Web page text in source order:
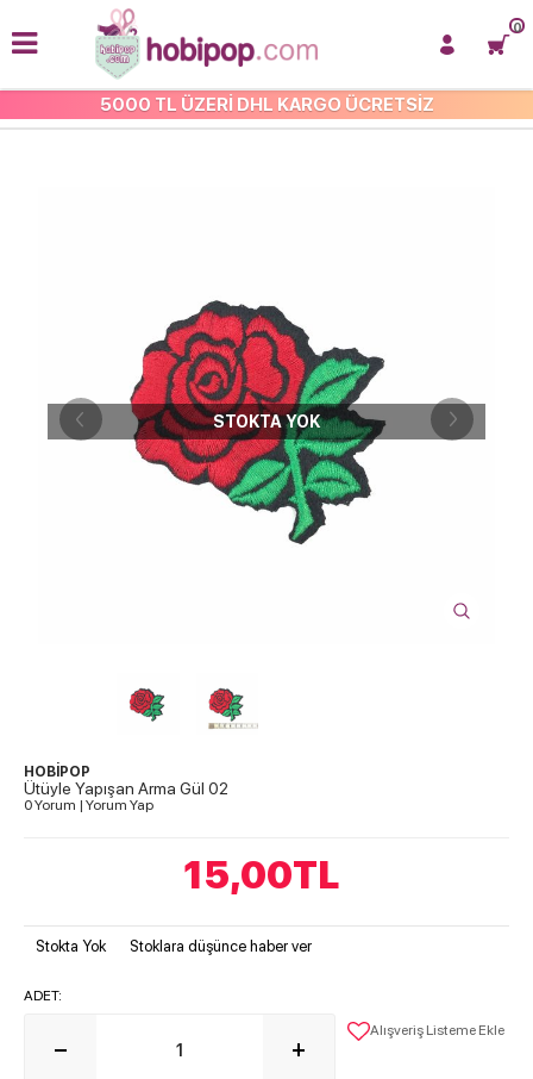
5000 TL ÜZERİ DHL KARGO ÜCRETSİZ
0
İŞLEMELİ ARMA VE APLİKE
STOKTA YOK
HOBİPOP
Ütüyle Yapışan Arma Gül 02
0 Yorum | Yorum Yap
15,00TL
Stokta Yok Stoklara düşünce haber ver
ADET:
Alışveriş Listeme Ekle